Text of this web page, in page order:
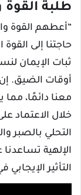
طلبة القوة
“أعطهم القوة
حاجتنا إلى
ثبات الإيمان
أوقات الضيق. إن
معنا دائمًا،
خلال الاعتماد
التحلي بالصبر
الإلهية
التأثير